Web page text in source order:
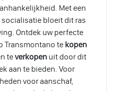
Met een
bloeit dit ras
Ontdek uw perfecte
Transmontano te kopen
teverkopen uit door dit
aan te bieden. Voor
voor aanschaf,